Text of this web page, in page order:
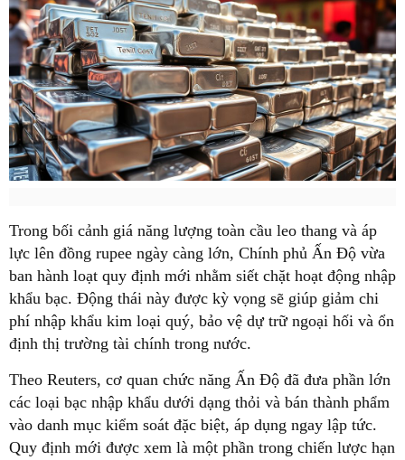
Trong bối cảnh giá năng lượng toàn cầu leo thang và áp
lực lên đồng rupee ngày càng lớn, Chính phủ Ấn Độ vừa
ban hành loạt quy định mới nhằm siết chặt hoạt động nhập
khẩu bạc. Động thái này được kỳ vọng sẽ giúp giảm chi
phí nhập khẩu kim loại quý, bảo vệ dự trữ ngoại hối và ổn
định thị trường tài chính trong nước.
Theo Reuters, cơ quan chức năng Ấn Độ đã đưa phần lớn
các loại bạc nhập khẩu dưới dạng thỏi và bán thành phẩm
vào danh mục kiểm soát đặc biệt, áp dụng ngay lập tức.
Quy định mới được xem là một phần trong chiến lược hạn